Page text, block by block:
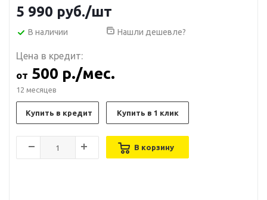
5 990 руб./шт
В наличии Нашли дешевле?
Цена в кредит:
от 500 р./мес.
12 месяцев
Купить в кредит
В корзину
Купить в 1 клик